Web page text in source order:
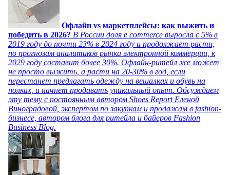
Офлайн vs маркетплейсы: как выжить и
победить в 2026? В России доля e commerce выросла с 5% в
2019 году до почти 23% в 2024 году и продолжает расти,
по прогнозам аналитиков рынка электронной коммерции, к
2029 году составит более 30%. Офлайн-ритейл же может
не просто выжить, а расти на 20-30% в год, если
перестанет предлагать одежду на вешалках и обувь на
полках, и начнет продавать уникальный опыт. Обсуждаем
эту тему с постоянным автором Shoes Report Еленой
Виноградовой, экспертом по закупкам и продажам в fashion-
бизнесе, автором блога для ритейла и байеров Fashion
Business Blog.